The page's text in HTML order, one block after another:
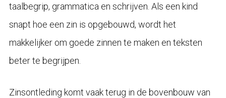
taalbegrip, grammatica en schrijven. Als een kind
snapt hoe een zin is opgebouwd, wordt het
makkelijker om goede zinnen te maken en teksten
beter te begrijpen.
Zinsontleding komt vaak terug in de bovenbouw van